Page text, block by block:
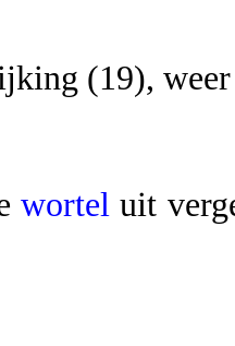
(19),
wortel uit